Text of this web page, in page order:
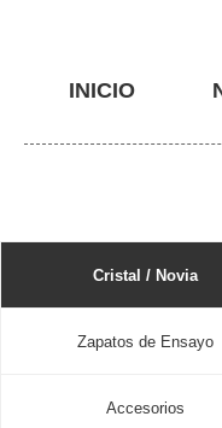
INICIO
Cristal / Novia
Zapatos de Ensayo
Accesorios